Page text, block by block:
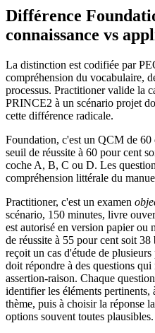
Différence
connaissance vs
La distinction est codifiée par
compréhension du vocabulaire,
processus. Practitioner valide la
PRINCE2 à un scénario projet
cette différence radicale.
Foundation, c'est un QCM de
seuil de réussite à 60 pour cent
coche A, B, C ou D. Les
compréhension littérale du
Practitioner, c'est un examen
scénario, 150 minutes, livre
est autorisé en version papier ou
de réussite à 55 pour cent soit
reçoit un cas d'étude de
doit répondre à des questions
assertion‑raison. Chaque
identifier les éléments
thème, puis à choisir la réponse
options souvent toutes plausibles.